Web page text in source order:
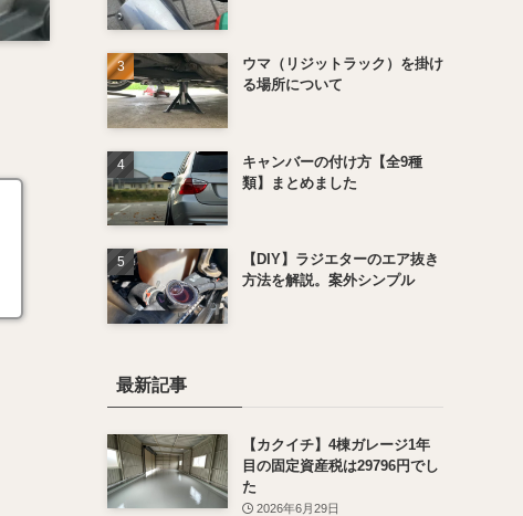
ウマ（リジットラック）を掛け
る場所について
キャンバーの付け方【全9種
類】まとめました
【DIY】ラジエターのエア抜き
方法を解説。案外シンプル
最新記事
【カクイチ】4棟ガレージ1年
目の固定資産税は29796円でし
た
2026年6月29日